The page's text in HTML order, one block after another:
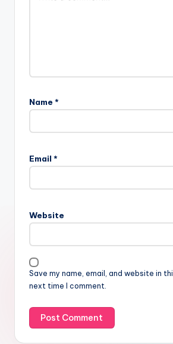
Name *
Email *
Website
Save my name, email, and website in
next time I comment.